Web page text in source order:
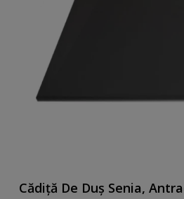
Cădiță De Duș Senia,